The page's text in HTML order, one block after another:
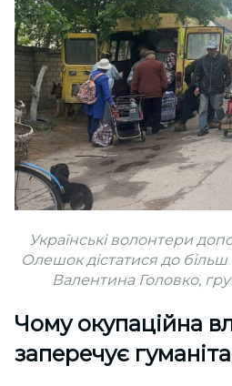
Українські волонтери
Олешок дістатися до
Валентина Головко,
Чому окупаційна
заперечує